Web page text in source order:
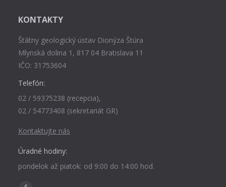
KONTAKTY
Štátny geologický ústav Dionýza Štúra
Mlynská dolina 1, 817 04 Bratislava 11
IČO: 31753604
Telefón:
02 / 59375238 (recepcia),
02 / 54773408 (sekretariát GR)
Kontaktujte nás
Úradné hodiny:
pondelok až piatok: od 9:00 do 14:00 hod.